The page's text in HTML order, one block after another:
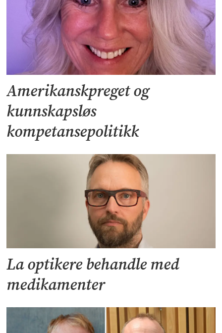
Amerikanskpreget og
kunnskapsløs
kompetansepolitikk
La optikere behandle med
medikamenter